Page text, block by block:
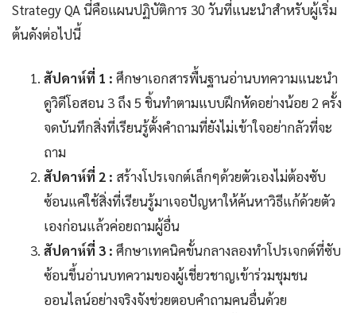
Strategy QA นี่คือแผนปฏิบัติการ 30 วันที่แนะนำสำหรับผู้เริ่ม
ต้นดังต่อไปนี้
สัปดาห์ที่ 1 : ศึกษาเอกสารพื้นฐานอ่านบทความแนะนำ
ดูวิดีโอสอน 3 ถึง 5 ชิ้นทำตามแบบฝึกหัดอย่างน้อย 2 ครั้ง
จดบันทึกสิ่งที่เรียนรู้ตั้งคำถามที่ยังไม่เข้าใจอย่ากลัวที่จะ
ถาม
สัปดาห์ที่ 2 : สร้างโปรเจกต์เล็กๆด้วยตัวเองไม่ต้องซับ
ซ้อนแค่ใช้สิ่งที่เรียนรู้มาเจอปัญหาให้ค้นหาวิธีแก้ด้วยตัว
เองก่อนแล้วค่อยถามผู้อื่น
สัปดาห์ที่ 3 : ศึกษาเทคนิคขั้นกลางลองทำโปรเจกต์ที่ซับ
ซ้อนขึ้นอ่านบทความของผู้เชี่ยวชาญเข้าร่วมชุมชน
ออนไลน์อย่างจริงจังช่วยตอบคำถามคนอื่นด้วย